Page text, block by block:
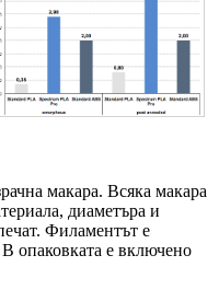
макара. Всяка макара
диаметъра и
Филаментът е
опаковката е включено